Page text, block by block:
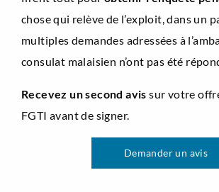
chose qui relève de l’exploit, dans un
multiples demandes adressées à
consulat malaisien n’ont pas été
Recevez un second avis sur votre
FGTI avant de signer.
Demander un avis